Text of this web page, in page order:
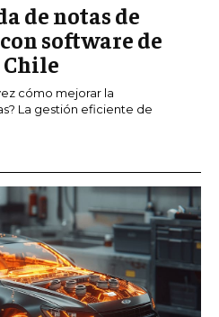
de notas de
software de
cómo mejorar la
La gestión eficiente de